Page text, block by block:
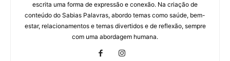
escrita uma forma de expressão e conexão. Na criação de
conteúdo do Sabias Palavras, abordo temas como saúde, bem-
estar, relacionamentos e temas divertidos e de reflexão, sempre
com uma abordagem humana.